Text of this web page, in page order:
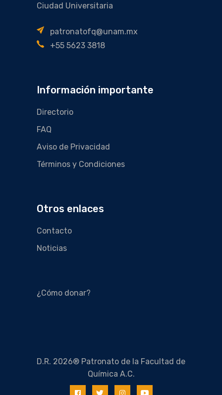
Ciudad Universitaria
patronatofq@unam.mx
+55 5623 3818
Información importante
Directorio
FAQ
Aviso de Privacidad
Términos y Condiciones
Otros enlaces
Contacto
Noticias
¿Cómo donar?
D.R. 2026® Patronato de la Facultad de
Química A.C.